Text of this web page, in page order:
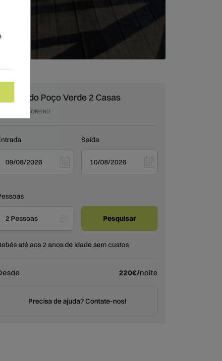
do Poço Verde 2 Casas
LABOREIRO
Saída
2 Pessoas
até aos 2 anos de idade sem custos
220€/noite
Precisa de ajuda? Contate-nos!